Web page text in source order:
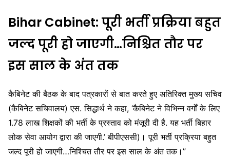
Bihar Cabinet: पूरी भर्ती प्रक्रिया बहुत
जल्द पूरी हो जाएगी…निश्चित तौर पर
इस साल के अंत तक
कैबिनेट की बैठक के बाद पत्रकारों से बात करते हुए अतिरिक्त मुख्य सचिव
(कैबिनेट सचिवालय) एस. सिद्धार्थ ने कहा, ‘कैबिनेट ने विभिन्न वर्गों के लिए
1.78 लाख शिक्षकों की भर्ती के प्रस्ताव को मंजूरी दी है. यह भर्ती बिहार
लोक सेवा आयोग द्वारा की जाएगी.’ बीपीएससी)। पूरी भर्ती प्रक्रिया बहुत
जल्द पूरी हो जाएगी…निश्चित तौर पर इस साल के अंत तक।”